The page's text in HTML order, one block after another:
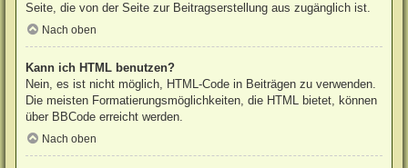
Seite, die von der Seite zur Beitragserstellung aus zugänglich ist.
Nach oben
Kann ich HTML benutzen?
Nein, es ist nicht möglich, HTML-Code in Beiträgen zu verwenden.
Die meisten Formatierungsmöglichkeiten, die HTML bietet, können
über BBCode erreicht werden.
Nach oben